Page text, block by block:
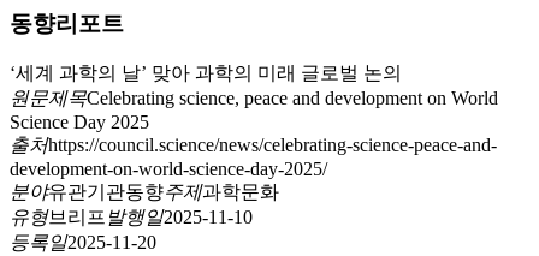
동향리포트
‘세계 과학의 날’ 맞아 과학의 미래 글로벌 논의
원문제목Celebrating science, peace and development on World
Science Day 2025
출처https://council.science/news/celebrating-science-peace-and-
development-on-world-science-day-2025/
분야유관기관동향주제과학문화
유형브리프 발행일2025-11-10
등록일2025-11-20